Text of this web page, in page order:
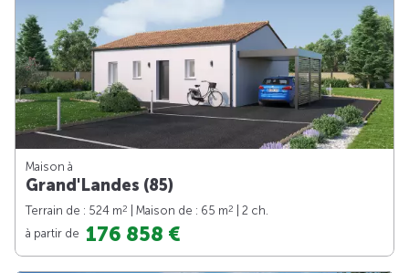
Maison à
Grand'Landes (85)
Terrain de : 524 m2 | Maison de : 65 m2
| 2 ch.
à partir de 176 858 €